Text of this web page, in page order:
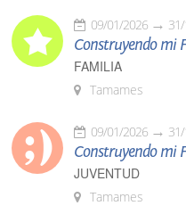
09/01/2026
Construyendo mi
FAMILIA
Tamames
09/01/2026
Construyendo mi
JUVENTUD
Tamames